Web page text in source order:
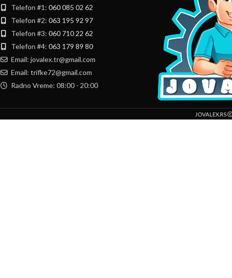
Telefon #1: 060 085 02 62
Telefon #2: 063 195 92 97
Telefon #3: 060 710 22 62
Telefon #4: 063 179 89 80
Email: jovalex.tr@gmail.com
Email: trifke72@gmail.com
Radno Vreme: 08:00 - 20:00
JOVALEX.RS